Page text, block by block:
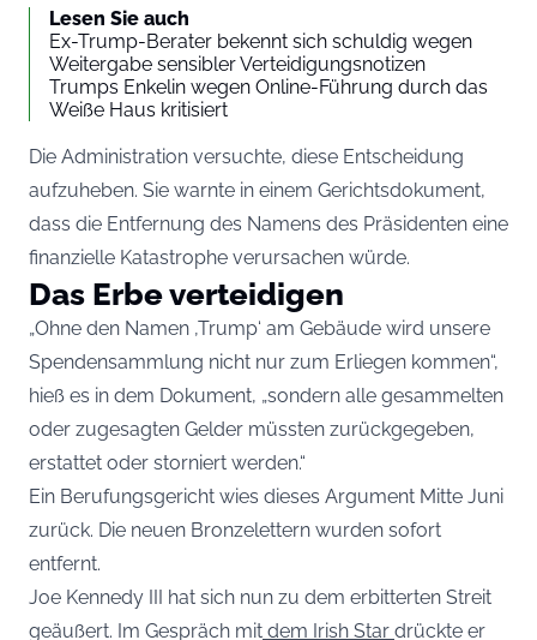
Lesen Sie auch
Ex-Trump-Berater bekennt sich schuldig wegen
Weitergabe sensibler Verteidigungsnotizen
Trumps Enkelin wegen Online-Führung durch das
Weiße Haus kritisiert
Die Administration versuchte, diese Entscheidung
aufzuheben. Sie warnte in einem Gerichtsdokument,
dass die Entfernung des Namens des Präsidenten eine
finanzielle Katastrophe verursachen würde.
Das Erbe verteidigen
„Ohne den Namen ‚Trump‘ am Gebäude wird unsere
Spendensammlung nicht nur zum Erliegen kommen“,
hieß es in dem Dokument, „sondern alle gesammelten
oder zugesagten Gelder müssten zurückgegeben,
erstattet oder storniert werden.“
Ein Berufungsgericht wies dieses Argument Mitte Juni
zurück. Die neuen Bronzelettern wurden sofort
entfernt.
Joe Kennedy III hat sich nun zu dem erbitterten Streit
geäußert. Im Gespräch mit dem Irish Star drückte er